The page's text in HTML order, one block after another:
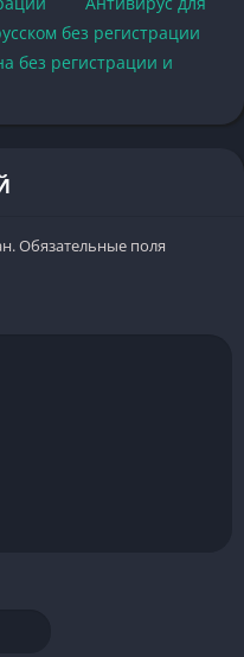
без регистрации
без регистрации и
Обязательные поля